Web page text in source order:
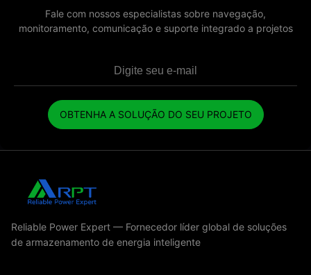
Fale com nossos especialistas sobre navegação,
monitoramento, comunicação e suporte integrado a projetos
OBTENHA A SOLUÇÃO DO SEU PROJETO
Reliable Power Expert — Fornecedor líder global de soluções
de armazenamento de energia inteligente